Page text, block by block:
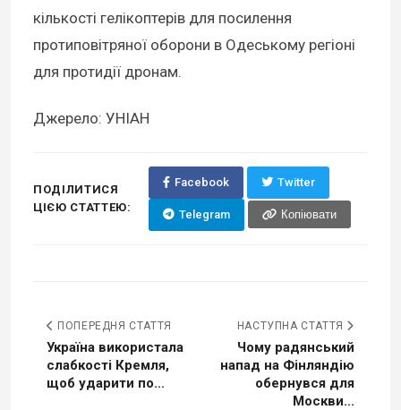
кількості гелікоптерів для посилення
протиповітряної оборони в Одеському регіоні
для протидії дронам.
Джерело: УНІАН
ПОДІЛИТИСЯ
ЦІЄЮ СТАТТЕЮ:
Facebook Twitter
Telegram Копіювати
ПОПЕРЕДНЯ СТАТТЯ
Україна використала
слабкості Кремля,
щоб ударити по...
НАСТУПНА СТАТТЯ
Чому радянський
напад на Фінляндію
обернувся для
Москви...